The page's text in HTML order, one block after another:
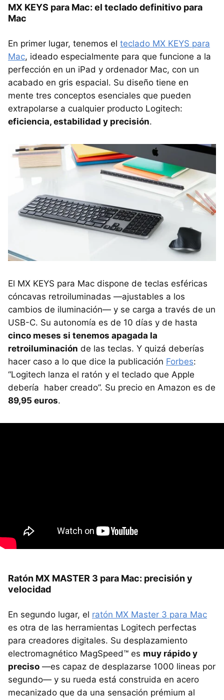
MX KEYS para Mac: el teclado definitivo para
Mac
En primer lugar, tenemos el teclado MX KEYS para
Mac, ideado especialmente para que funcione a la
perfección en un iPad y ordenador Mac, con un
acabado en gris espacial. Su diseño tiene en
mente tres conceptos esenciales que pueden
extrapolarse a cualquier producto Logitech:
eficiencia, estabilidad y precisión.
El MX KEYS para Mac dispone de teclas esféricas
cóncavas retroiluminadas —ajustables a los
cambios de iluminación— y se carga a través de un
USB-C. Su autonomía es de 10 días y de hasta
cinco meses si tenemos apagada la
retroiluminación de las teclas. Y quizá deberías
hacer caso a lo que dice la publicación Forbes:
“Logitech lanza el ratón y el teclado que Apple
debería haber creado”. Su precio en Amazon es de
89,95 euros.
Ratón MX MASTER 3 para Mac: precisión y
velocidad
En segundo lugar, el ratón MX Master 3 para Mac
es otra de las herramientas Logitech perfectas
para creadores digitales. Su desplazamiento
electromagnético MagSpeed™ es muy rápido y
preciso —es capaz de desplazarse 1000 lineas por
segundo— y su rueda está construida en acero
mecanizado que da una sensación prémium al